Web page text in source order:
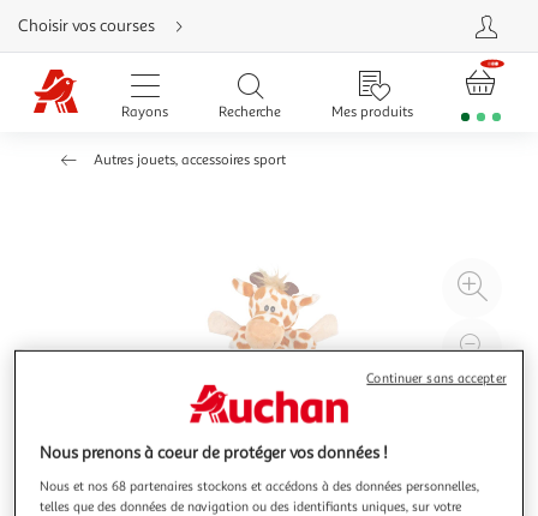
Aller
directement
au
contenu
Aller
directement
Aller
Choisir vos courses
Rayons Recherche Mes produits
Autres jouets, accessoires sport
à
Nous prenons à coeur de protéger vos données !
Nous et nos 68 partenaires stockons et accédons à des données personnelles,
telles que des données de navigation ou des identifiants uniques, sur votre
Continuer sans accepter